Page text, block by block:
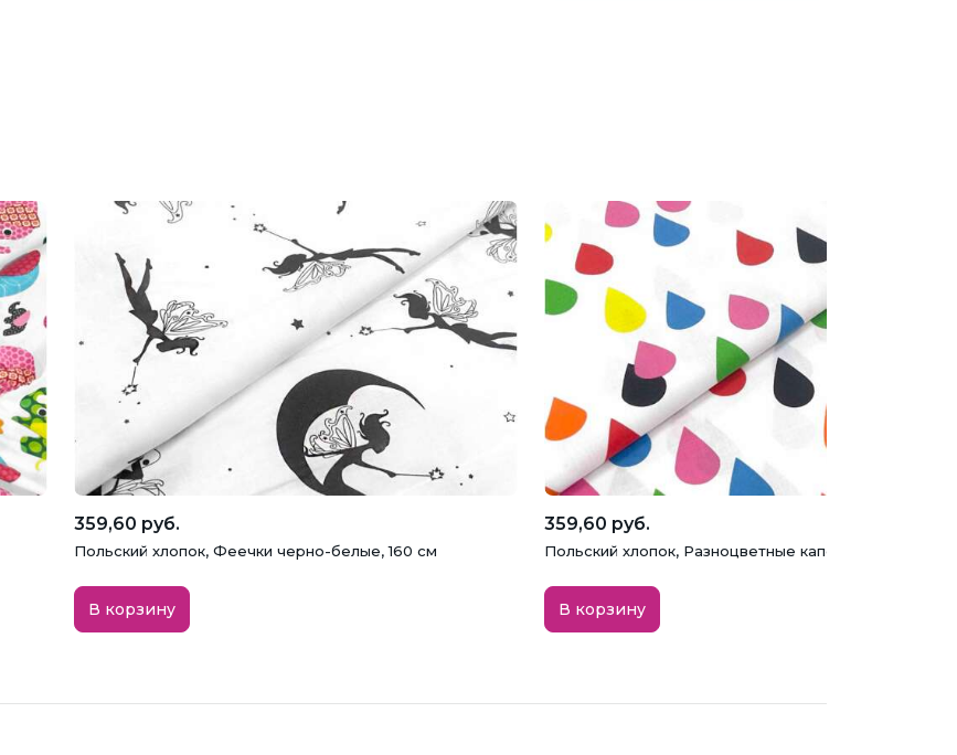
359,60 руб.
Польский хлопок, Феечки черно-белые, 160 см
В корзину
359,60 руб.
Польский хлопок, Разноцветные капельки, 160 см
В корзину